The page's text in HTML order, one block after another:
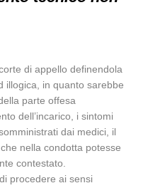
di appello definendola
illogica, in quanto sarebbe
parte offesa
dell’incarico, i sintomi
dai medici, il
nella condotta potesse
contestato.
procedere ai sensi